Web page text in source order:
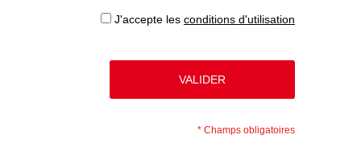
J'accepte les conditions d'utilisation
* Champs obligatoires